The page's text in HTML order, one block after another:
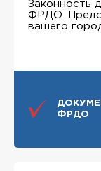
Законность
ФРДО.
вашего
ФРДО